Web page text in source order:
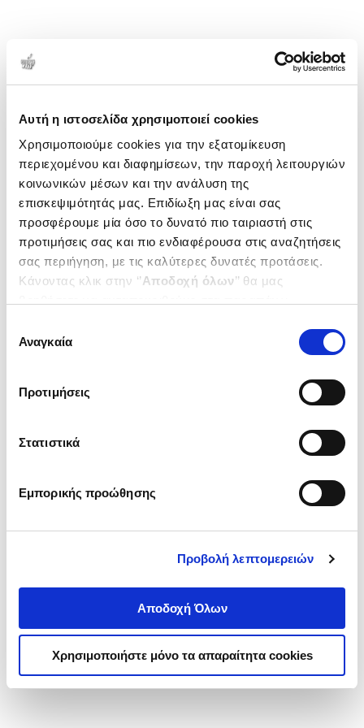
Αυτή η ιστοσελίδα χρησιμοποιεί cookies
Χρησιμοποιούμε cookies για την εξατομίκευση
περιεχομένου και διαφημίσεων, την παροχή λειτουργιών
κοινωνικών μέσων και την ανάλυση της
επισκεψιμότητάς μας. Επιδίωξη μας είναι σας
προσφέρουμε μία όσο το δυνατό πιο ταιριαστή στις
προτιμήσεις σας και πιο ενδιαφέρουσα στις αναζητήσεις
σας περιήγηση, με τις καλύτερες δυνατές προτάσεις.
Κάνοντας κλικ στην ‘’Αποδοχή όλων’’ θα μας
ενδιαφέρουν και να επιλέξετε από τα παρακάτω με την
΄΄και να ενημερωθείτε σχετικά με
συγκατάθεσης
Αναγκαία
Προτιμήσεις
Στατιστικά
Εμπορικής προώθησης
Προβολή λεπτομερειών
Αποδοχή Όλων
Χρησιμοποιήστε μόνο τα απαραίτητα cookies